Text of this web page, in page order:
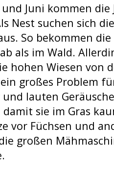
Juni kommen
Nest suchen sich
So bekommen
als im Wald.
hohen Wiesen von
großes Problem
lauten
damit sie im Gras
vor Füchsen und
großen